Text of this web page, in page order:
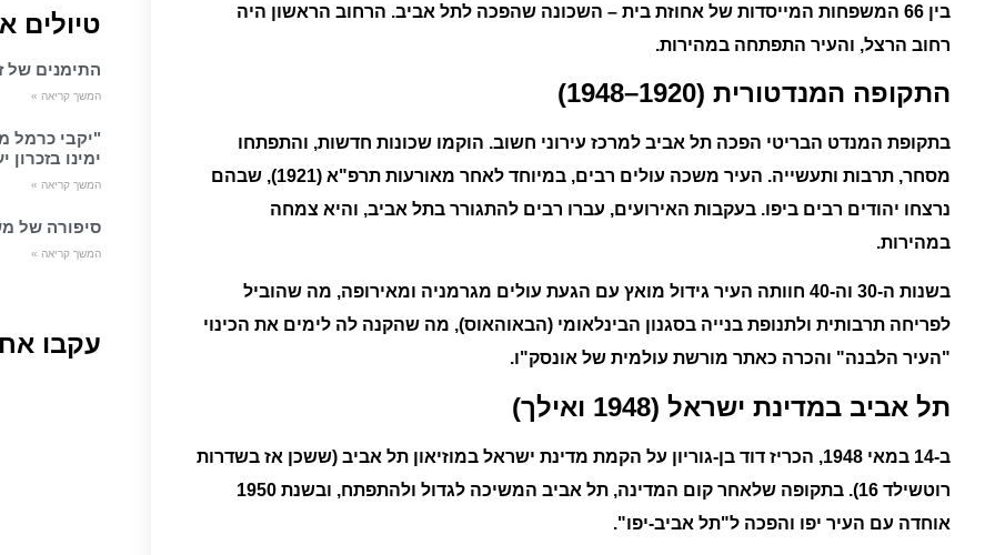
בין 66 המשפחות המייסדות של אחוזת בית – השכונה שהפכה לתל אביב. הרחוב הראשון היה
רחוב הרצל, והעיר התפתחה במהירות.
התקופה המנדטורית (1920–1948)
בתקופת המנדט הבריטי הפכה תל אביב למרכז עירוני חשוב. הוקמו שכונות חדשות, והתפתחו
מסחר, תרבות ותעשייה. העיר משכה עולים רבים, במיוחד לאחר מאורעות תרפ"א (1921), שבהם
נרצחו יהודים רבים ביפו. בעקבות האירועים, עברו רבים להתגורר בתל אביב, והיא צמחה
במהירות.
בשנות ה-30 וה-40 חוותה העיר גידול מואץ עם הגעת עולים מגרמניה ומאירופה, מה שהוביל
לפריחה תרבותית ולתנופת בנייה בסגנון הבינלאומי (הבאוהאוס), מה שהקנה לה לימים את הכינוי
"העיר הלבנה" והכרה כאתר מורשת עולמית של אונסק"ו.
תל אביב במדינת ישראל (1948 ואילך)
ב-14 במאי 1948
, הכריז דוד בן-גוריון על הקמת מדינת ישראל במוזיאון תל אביב (ששכן אז בשדרות
רוטשילד 16). בתקופה שלאחר קום המדינה, תל אביב המשיכה לגדול ולהתפתח, ובשנת
1950
אוחדה עם העיר יפו והפכה ל"תל אביב-יפו".
טיולים
התימנים של
המשך קריאה »
"יקבי כרמל
ימינו בזכרון
המשך קריאה »
סיפורה של
המשך קריאה »
עקבו